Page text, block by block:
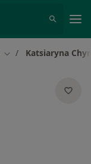
Zmień miasto
Katsiaryna